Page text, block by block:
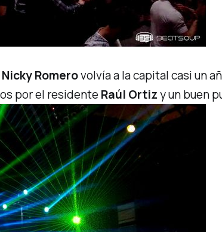
Nicky Romerovolvía a la capital casi un
por el residente Raúl Ortizy un buen